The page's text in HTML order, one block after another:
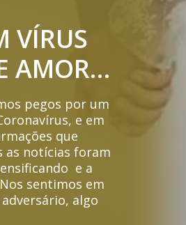
VÍRUS
AMOR…
pegos por um
e em
que
as notícias foram
e a
sentimos em
algo